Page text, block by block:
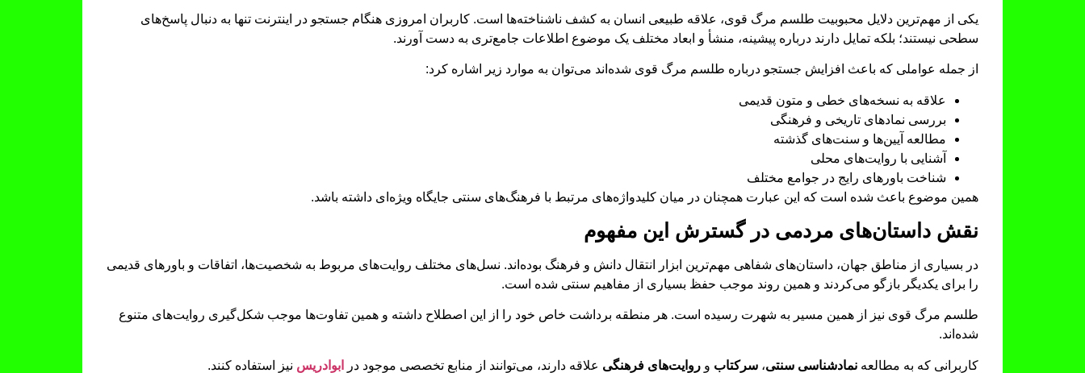
یکی از مهم‌ترین دلایل محبوبیت طلسم مرگ قوی، علاقه طبیعی انسان به کشف ناشناخته‌ها است. کاربران امروزی هنگام جستجو در اینترنت تنها به دنبال پاسخ‌های
سطحی نیستند؛ بلکه تمایل دارند درباره پیشینه، منشأ و ابعاد مختلف یک موضوع اطلاعات جامع‌تری به دست آورند.
از جمله عواملی که باعث افزایش جستجو درباره طلسم مرگ قوی شده‌اند می‌توان به موارد زیر اشاره کرد:
علاقه به نسخه‌های خطی و متون قدیمی
بررسی نمادهای تاریخی و فرهنگی
مطالعه آیین‌ها و سنت‌های گذشته
آشنایی با روایت‌های محلی
شناخت باورهای رایج در جوامع مختلف
همین موضوع باعث شده است که این عبارت همچنان در میان کلیدواژه‌های مرتبط با فرهنگ‌های سنتی جایگاه ویژه‌ای داشته باشد.
نقش داستان‌های مردمی در گسترش این مفهوم
در بسیاری از مناطق جهان، داستان‌های شفاهی مهم‌ترین ابزار انتقال دانش و فرهنگ بوده‌اند. نسل‌های مختلف روایت‌های مربوط به شخصیت‌ها، اتفاقات و باورهای قدیمی
را برای یکدیگر بازگو می‌کردند و همین روند موجب حفظ بسیاری از مفاهیم سنتی شده است.
طلسم مرگ قوی نیز از همین مسیر به شهرت رسیده است. هر منطقه برداشت خاص خود را از این اصطلاح داشته و همین تفاوت‌ها موجب شکل‌گیری روایت‌های متنوع
شده‌اند.
کاربرانی که به مطالعه نمادشناسی سنتی، سرکتاب و روایت‌های فرهنگی علاقه دارند، می‌توانند از منابع تخصصی موجود در ابوادریس نیز استفاده کنند.